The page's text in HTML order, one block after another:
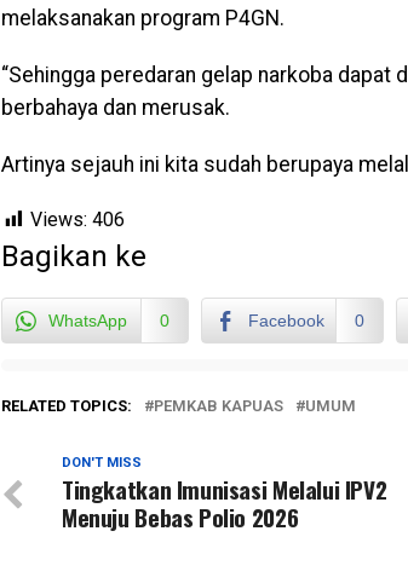
melaksanakan program P4GN.
“Sehingga peredaran gelap narkoba
berbahaya dan merusak.
Artinya sejauh ini kita sudah berupaya
Views: 406
Bagikan ke
WhatsApp 0 Facebook 0
RELATED TOPICS: PEMKAB KAPUAS UMUM
DON'T MISS
Tingkatkan Imunisasi Melalui IPV2
Menuju Bebas Polio 2026